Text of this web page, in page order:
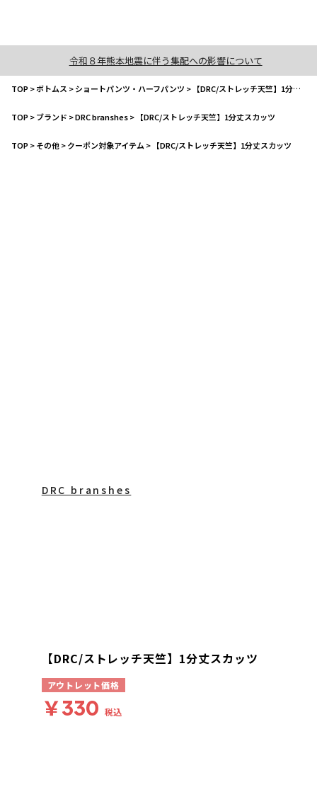
令和８年熊本地震に伴う集配への影響について
TOP>ボトムス >ショートパンツ・ハーフパンツ > 【DRC/ストレッチ天竺】1分丈スカッツ
TOP>ブランド >DRC branshes> 【DRC/ストレッチ天竺】1分丈スカッツ
TOP>その他>クーポン対象アイテム > 【DRC/ストレッチ天竺】1分丈スカッツ
DRC branshes
【DRC/ストレッチ天竺】1分丈スカッツ
アウトレット価格
￥330 税込